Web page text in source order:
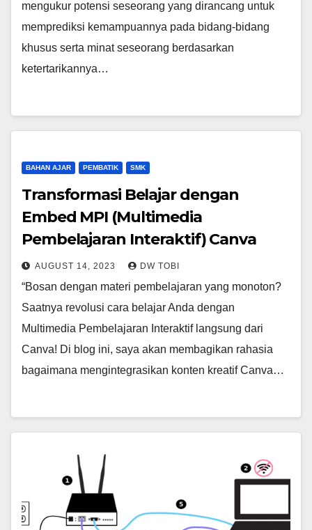
mengukur potensi seseorang yang dirancang untuk
memprediksi kemampuannya pada bidang-bidang
khusus serta minat seseorang berdasarkan
ketertarikannya…
BAHAN AJAR PEMBATIK SMK
Transformasi Belajar dengan
Embed MPI (Multimedia
Pembelajaran Interaktif) Canva
AUGUST 14, 2023 DW TOBI
“Bosan dengan materi pembelajaran yang monoton?
Saatnya revolusi cara belajar Anda dengan
Multimedia Pembelajaran Interaktif langsung dari
Canva! Di blog ini, saya akan membagikan rahasia
bagaimana mengintegrasikan konten kreatif Canva…